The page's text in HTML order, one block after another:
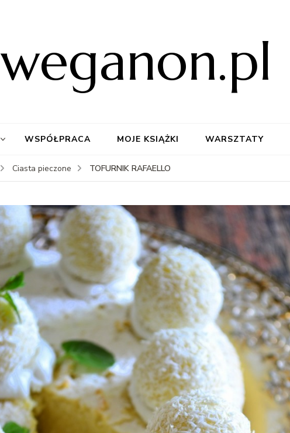
weganon.pl
WSPÓŁPRACA MOJE KSIĄŻKI WARSZTATY
Ciasta pieczone TOFURNIK RAFAELLO